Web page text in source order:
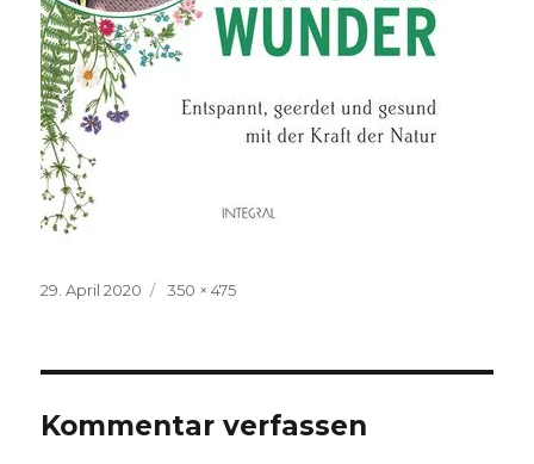
Veröffentlicht
29. April 2020
Volle
350 × 475
Kommentar verfassen